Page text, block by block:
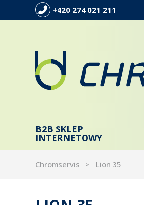
+420 274 021 211
B2B SKLEP
INTERNETOWY
Chromservis Lion 35